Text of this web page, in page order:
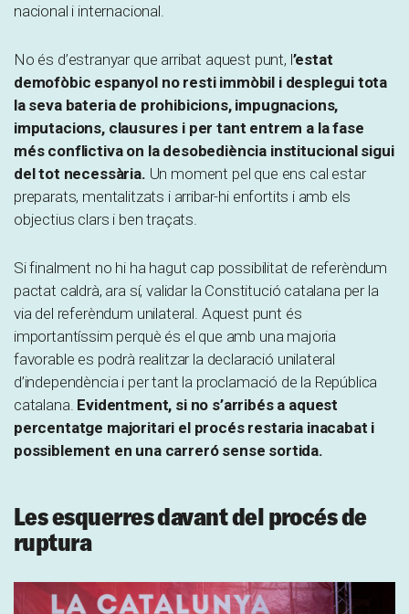
nacional i internacional.
No és d’estranyar que arribat aquest punt, l’estat
demofòbic espanyol no resti immòbil i desplegui tota
la seva bateria de prohibicions, impugnacions,
imputacions, clausures i per tant entrem a la fase
més conflictiva on la desobediència institucional sigui
del tot necessària. Un moment pel que ens cal estar
preparats, mentalitzats i arribar-hi enfortits i amb els
objectius clars i ben traçats.
Si finalment no hi ha hagut cap possibilitat de referèndum
pactat caldrà, ara sí, validar la Constitució catalana per la
via del referèndum unilateral. Aquest punt és
importantíssim perquè és el que amb una majoria
favorable es podrà realitzar la declaració unilateral
d’independència i per tant la proclamació de la República
catalana. Evidentment, si no s’arribés a aquest
percentatge majoritari el procés restaria inacabat i
possiblement en una carreró sense sortida.
Les esquerres davant del procés de
ruptura